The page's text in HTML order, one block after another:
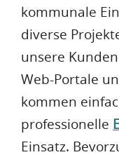
kommunale
diverse
unsere
Web-Portale
kommen
professionelle
Einsatz.